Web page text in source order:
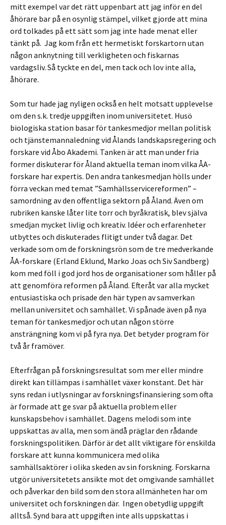
mitt exempel var det rätt uppenbart att jag inför en del
åhörare bar på en osynlig stämpel, vilket gjorde att mina
ord tolkades på ett sätt som jag inte hade menat eller
tänkt på. Jag kom från ett hermetiskt forskartorn utan
någon anknytning till verkligheten och fiskarnas
vardagsliv. Så tyckte en del, men tack och lov inte alla,
åhörare.
Som tur hade jag nyligen också en helt motsatt upplevelse
om den s.k. tredje uppgiften inom universitetet. Husö
biologiska station basar för tankesmedjor mellan politisk
och tjänstemannaledning vid Ålands landskapsregering och
forskare vid Åbo Akademi. Tanken är att man under fria
former diskuterar för Åland aktuella teman inom vilka ÅA-
forskare har expertis. Den andra tankesmedjan hölls under
förra veckan med temat ”Samhällsservicereformen” –
samordning av den offentliga sektorn på Åland. Även om
rubriken kanske låter lite torr och byråkratisk, blev själva
smedjan mycket livlig och kreativ. Idéer och erfarenheter
utbyttes och diskuterades flitigt under två dagar. Det
verkade som om de forskningsrön som de tre medverkande
ÅA-forskare (Erland Eklund, Marko Joas och Siv Sandberg)
kom med föll i god jord hos de organisationer som håller på
att genomföra reformen på Åland. Efteråt var alla mycket
entusiastiska och prisade den här typen av samverkan
mellan universitet och samhället. Vi spånade även på nya
teman för tankesmedjor och utan någon större
ansträngning kom vi på fyra nya. Det betyder program för
två år framöver.
Efterfrågan på forskningsresultat som mer eller mindre
direkt kan tillämpas i samhället växer konstant. Det här
syns redan i utlysningar av forskningsfinansiering som ofta
är formade att ge svar på aktuella problem eller
kunskapsbehov i samhället. Dagens melodi som inte
uppskattas av alla, men som ändå präglar den rådande
forskningspolitiken. Därför är det allt viktigare för enskilda
forskare att kunna kommunicera med olika
samhällsaktörer i olika skeden av sin forskning. Forskarna
utgör universitetets ansikte mot det omgivande samhället
och påverkar den bild som den stora allmänheten har om
universitet och forskningen där. Ingen obetydlig uppgift
alltså. Synd bara att uppgiften inte alls uppskattas i